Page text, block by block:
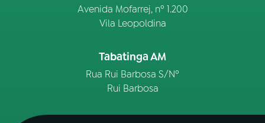
Avenida Mofarrej, nº 1.200
Vila Leopoldina
Tabatinga AM
Rua Rui Barbosa S/Nº
Rui Barbosa